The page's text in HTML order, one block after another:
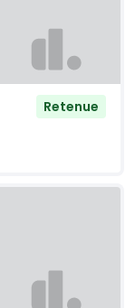
Retenue